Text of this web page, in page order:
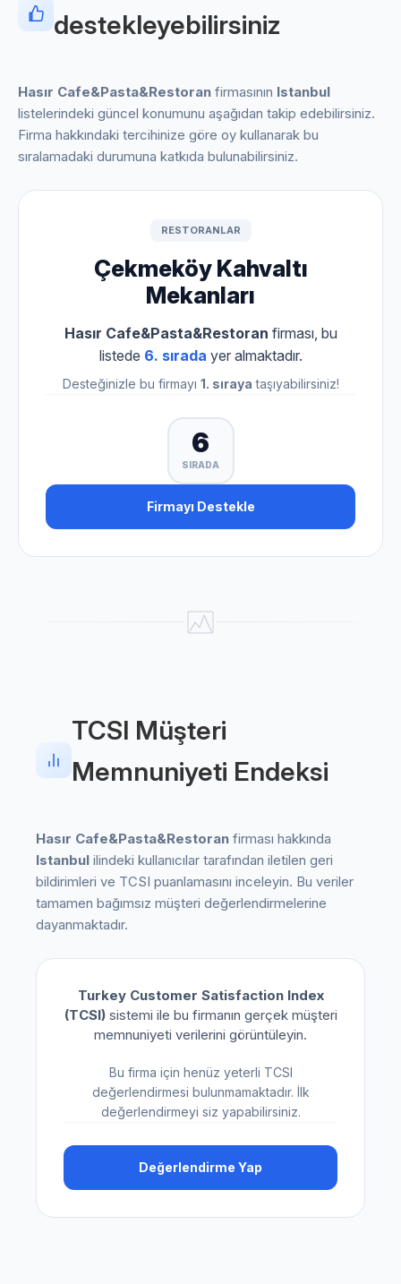
destekleyebilirsiniz
Hasır Cafe&Pasta&Restoran firmasının Istanbul
listelerindeki güncel konumunu aşağıdan takip edebilirsiniz.
Firma hakkındaki tercihinize göre oy kullanarak bu
sıralamadaki durumuna katkıda bulunabilirsiniz.
RESTORANLAR
Çekmeköy Kahvaltı
Mekanları
Hasır Cafe&Pasta&Restoran firması, bu
listede 6. sırada yer almaktadır.
Desteğinizle bu firmayı 1. sıraya taşıyabilirsiniz!
6
SIRADA
Firmayı Destekle
TCSI Müşteri
Memnuniyeti Endeksi
Hasır Cafe&Pasta&Restoran firması hakkında
Istanbul ilindeki kullanıcılar tarafından iletilen geri
bildirimleri ve TCSI puanlamasını inceleyin. Bu veriler
tamamen bağımsız müşteri değerlendirmelerine
dayanmaktadır.
Turkey Customer Satisfaction Index
(TCSI)sistemi ile bu firmanın gerçek müşteri
memnuniyeti verilerini görüntüleyin.
Bu firma için henüz yeterli TCSI
değerlendirmesi bulunmamaktadır. İlk
değerlendirmeyi siz yapabilirsiniz.
Değerlendirme Yap